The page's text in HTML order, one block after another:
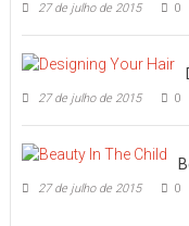
27 de julho de 2015 0
27 de julho de 2015 0
27 de julho de 2015 0